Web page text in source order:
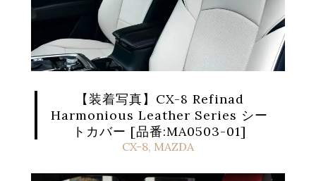
【装着写真】CX-8 Refinad
Harmonious Leather Series シー
トカバー [品番:MA0503-01]
CX-8, MAZDA